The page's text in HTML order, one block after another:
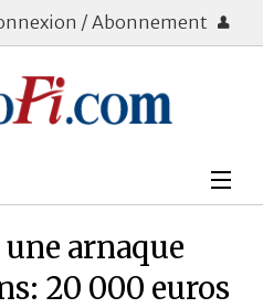
/ Abonnement
arnaque
20 000 euros